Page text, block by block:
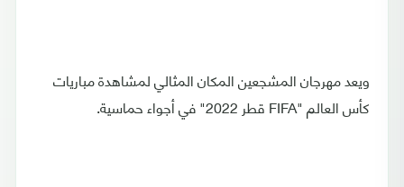
ويعد مهرجان المشجعين المكان المثالي لمشاهدة مباريات
كأس العالم "FIFA قطر 2022" في أجواء حماسية.